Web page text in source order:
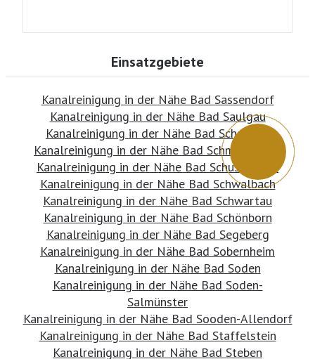
Einsatzgebiete
Kanalreinigung in der Nähe Bad Sassendorf
Kanalreinigung in der Nähe Bad Saulgau
Kanalreinigung in der Nähe Bad Schandau
Kanalreinigung in der Nähe Bad Schmiedeberg
Kanalreinigung in der Nähe Bad Schussenried
Kanalreinigung in der Nähe Bad Schwalbach
Kanalreinigung in der Nähe Bad Schwartau
Kanalreinigung in der Nähe Bad Schönborn
Kanalreinigung in der Nähe Bad Segeberg
Kanalreinigung in der Nähe Bad Sobernheim
Kanalreinigung in der Nähe Bad Soden
Kanalreinigung in der Nähe Bad Soden-
Salmünster
Kanalreinigung in der Nähe Bad Sooden-Allendorf
Kanalreinigung in der Nähe Bad Staffelstein
Kanalreinigung in der Nähe Bad Steben